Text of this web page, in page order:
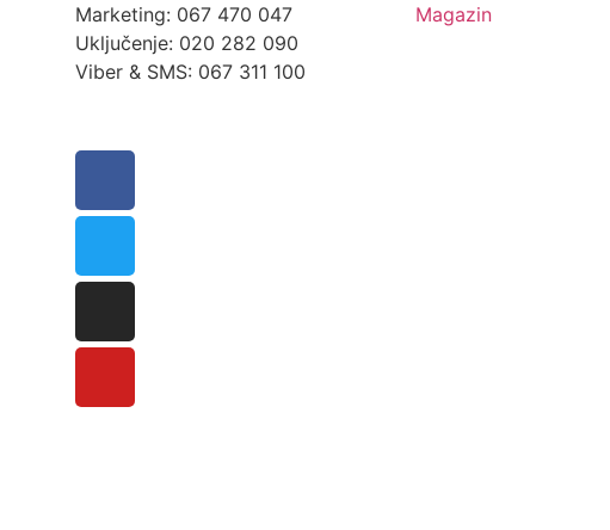
Marketing: 067 470 047
Uključenje: 020 282 090
Viber & SMS: 067 311 100
Magazin